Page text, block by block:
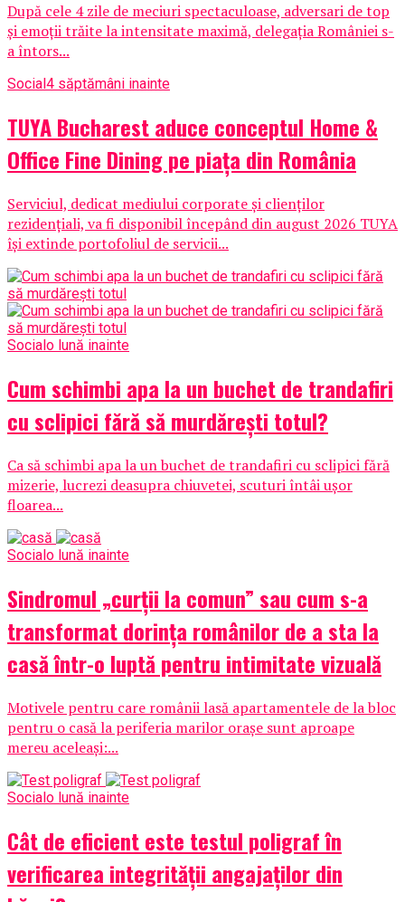
După cele 4 zile de meciuri spectaculoase, adversari de top
și emoții trăite la intensitate maximă, delegația României s-
a întors...
Social 4 săptămâni inainte
TUYA Bucharest aduce conceptul Home &
Office Fine Dining pe piața din România
Serviciul, dedicat mediului corporate și clienților
rezidențiali, va fi disponibil începând din august 2026 TUYA
își extinde portofoliul de servicii...
Social o lună inainte
Cum schimbi apa la un buchet de trandafiri
cu sclipici fără să murdărești totul?
Ca să schimbi apa la un buchet de trandafiri cu sclipici fără
mizerie, lucrezi deasupra chiuvetei, scuturi întâi ușor
floarea...
Socialo lună inainte
Sindromul „curții la comun” sau cum s-a
transformat dorința românilor de a sta la
casă într-o luptă pentru intimitate vizuală
Motivele pentru care românii lasă apartamentele de la bloc
pentru o casă la periferia marilor orașe sunt aproape
mereu aceleași:...
Socialo lună inainte
Cât de eficient este testul poligraf în
verificarea integrității angajaților din